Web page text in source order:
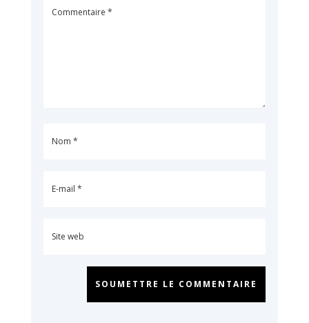
SOUMETTRE LE COMMENTAIRE